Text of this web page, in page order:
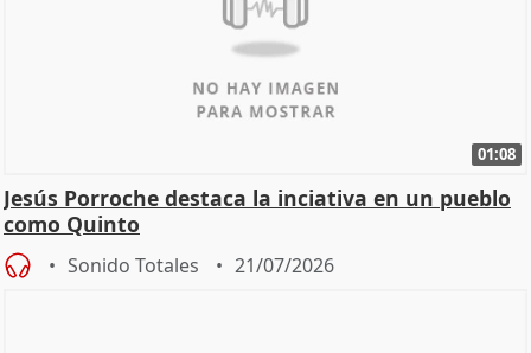
01:08
Jesús Porroche destaca la inciativa en un pueblo
como Quinto
Sonido Totales 21/07/2026